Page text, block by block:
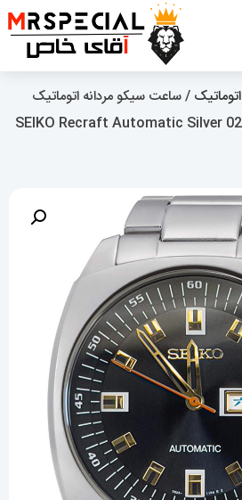
اتوماتیک / ساعت سیکو مردانه اتوماتیک
استیل صفحه مشکی 020151 SEIKO Recraft Automatic Silver